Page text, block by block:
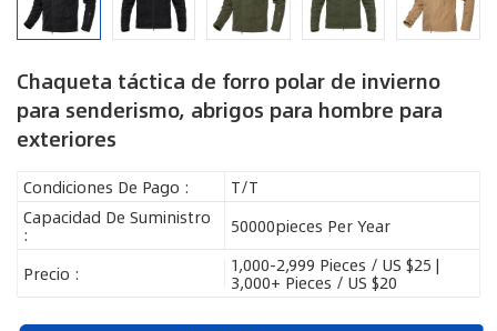
Chaqueta táctica de forro polar de invierno
para senderismo, abrigos para hombre para
exteriores
Condiciones De Pago :
T/T
Capacidad De Suministro
:
50000pieces Per Year
Precio :
1,000-2,999 Pieces / US $25 |
3,000+ Pieces / US $20